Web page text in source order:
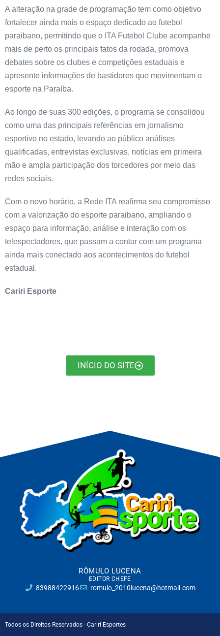
A alteração na grade de programação tem como objetivo
fortalecer ainda mais o espaço dedicado ao futebol
paraibano, permitindo que o ITA Futebol Clube acompanhe
mais de perto os principais fatos da rodada, promova
debates sobre os clubes e competições estaduais e
apresente informações de bastidores que movimentam o
esporte na Paraíba.
Ao longo de suas 300 edições, o programa se consolidou
como uma das principais referências em jornalismo
esportivo no estado, levando ao público análises
qualificadas, entrevistas exclusivas, notícias em primeira
mão e ampla participação dos torcedores por meio das
redes sociais.
Com o novo horário, a Rede ITA reafirma seu compromisso
com a valorização do esporte paraibano, ampliando o
espaço para informação, análise e interação com os
telespectadores, que passam a contar com um programa
ainda mais conectado aos acontecimentos do futebol
estadual.
Cariri Esporte
INÍCIO DO SITE
RÔMULO LUCENA
EDITOR CHEFE
83988422916 romulo_2010lucena@hotmail.com
Todos os Direitos Reservados - Cariri Esportes